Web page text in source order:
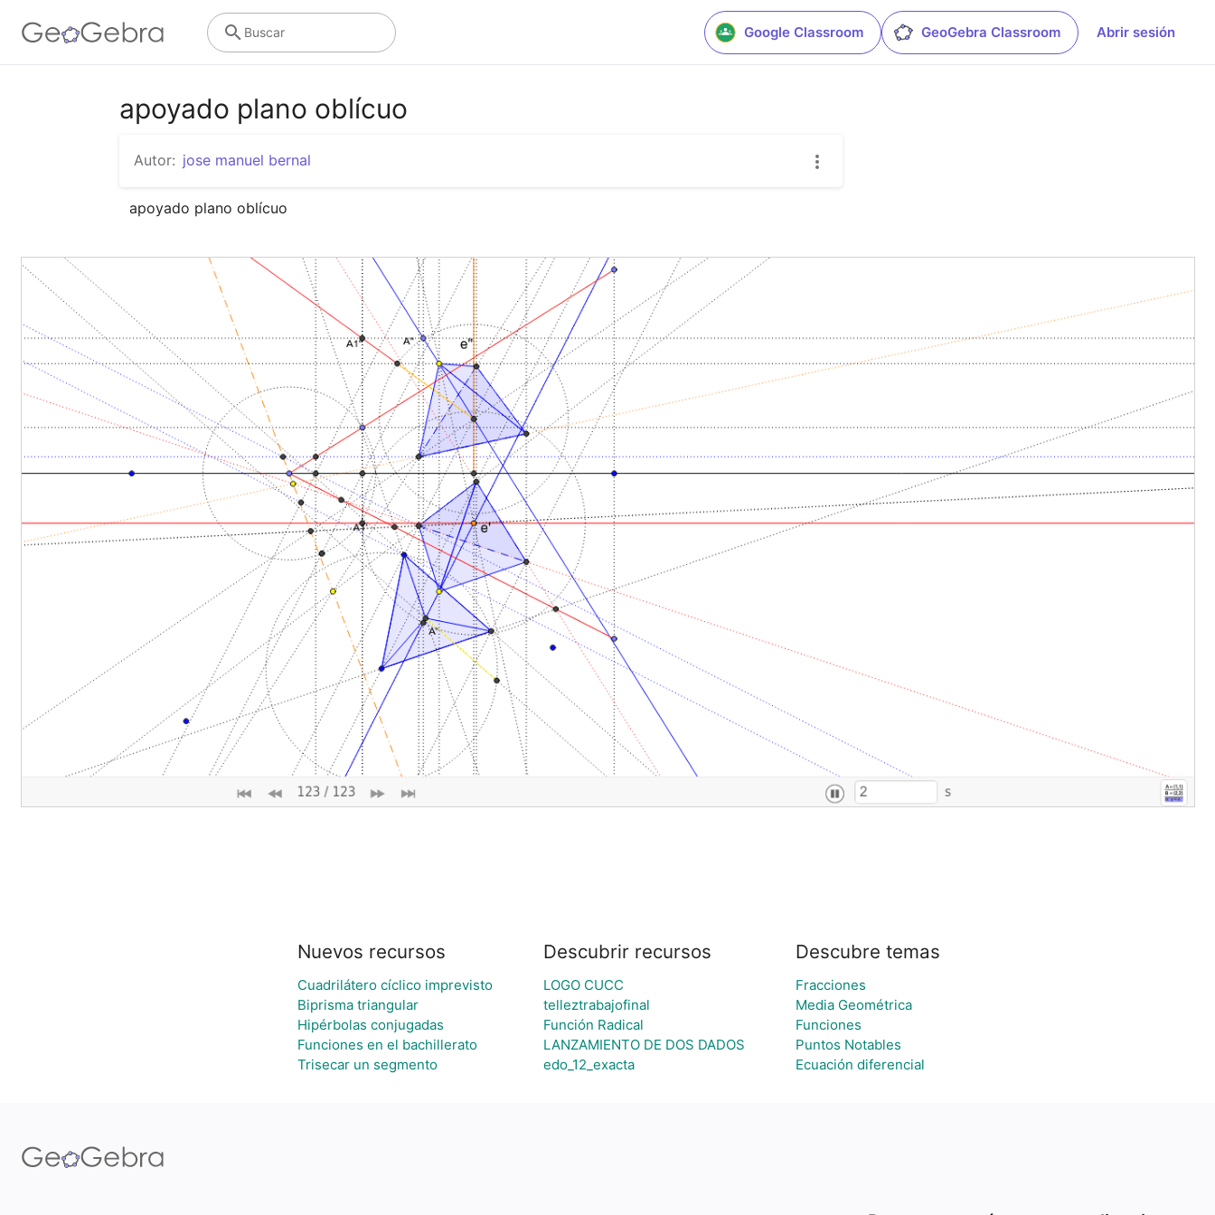
Google Classroom GeoGebra Classroom Abrir sesión
Buscar
apoyado plano oblícuo
Autor: jose manuel bernal
apoyado plano oblícuo
Nuevos recursos
Cuadrilátero cíclico imprevisto
Biprisma triangular
Hipérbolas conjugadas
Funciones en el bachillerato
Trisecar un segmento
Descubrir recursos
LOGO CUCC
telleztrabajofinal
Función Radical
LANZAMIENTO DE DOS DADOS
edo_12_exacta
Descubre temas
Fracciones
Media Geométrica
Funciones
Puntos Notables
Ecuación diferencial